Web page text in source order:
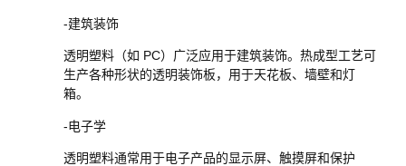
-建筑装饰
透明塑料（如 PC）广泛应用于建筑装饰。热成型工艺可
生产各种形状的透明装饰板，用于天花板、墙壁和灯
箱。
-电子学
透明塑料通常用于电子产品的显示屏、触摸屏和保护